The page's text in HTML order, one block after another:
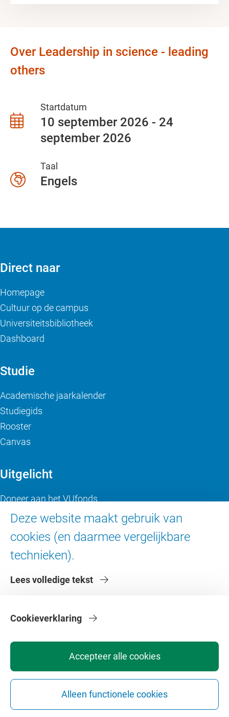
Over Leadership in science - leading
others
Startdatum
10 september 2026 - 24
september 2026
Taal
Engels
Deze website maakt gebruik van
cookies (en daarmee vergelijkbare
technieken).
Lees volledige tekst
Accepteer alle cookies
Alleen functionele cookies
Cookieverklaring
Direct naar
Homepage
Cultuur op de campus
Universiteitsbibliotheek
Dashboard
Studie
Academische jaarkalender
Studiegids
Rooster
Canvas
Uitgelicht
Doneer aan het VUfonds
VU Magazine
Ad Valvas
Digitale toegankelijkheid
Over de VU
Werken bij de VU
Diensten